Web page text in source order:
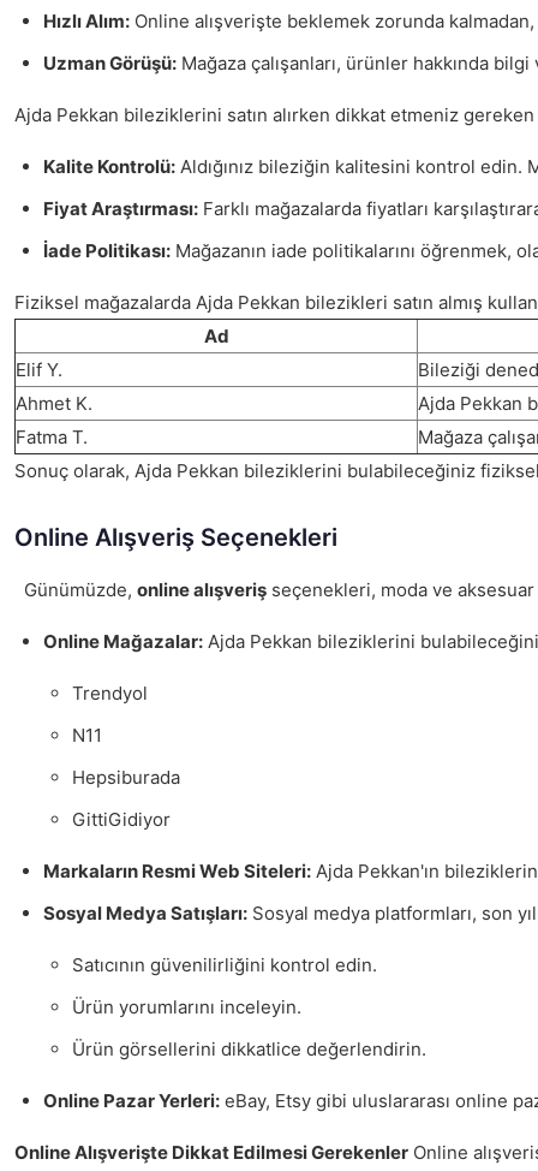
Hızlı Alım: Online alışverişte beklemek zorunda
Uzman Görüşü: Mağaza çalışanları, ürünler hakkında
Ajda Pekkan bileziklerini satın alırken dikkat etmeniz gereken
Kalite Kontrolü: Aldığınız bileziğin kalitesini kontrol edin.
Fiyat Araştırması: Farklı mağazalarda fiyatları
İade Politikası: Mağazanın iade politikalarını öğrenmek,
Fiziksel mağazalarda Ajda Pekkan bilezikleri satın almış
Ad
Elif Y.
Bileziği
Ahmet K.
Ajda Pekkan
Fatma T.
Mağaza
Sonuç olarak, Ajda Pekkan bileziklerini bulabileceğiniz
Online Alışveriş Seçenekleri
Günümüzde, online alışveriş seçenekleri, moda ve
Online Mağazalar: Ajda Pekkan bileziklerini
Trendyol
N11
Hepsiburada
GittiGidiyor
Markaların Resmi Web Siteleri: Ajda Pekkan'ın
Sosyal Medya Satışları: Sosyal medya platformları, son
Satıcının güvenilirliğini kontrol edin.
Ürün yorumlarını inceleyin.
Ürün görsellerini dikkatlice değerlendirin.
Online Pazar Yerleri: eBay, Etsy gibi uluslararası online
Online Alışverişte Dikkat Edilmesi Gerekenler Online